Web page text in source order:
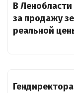
В
за продажу
реальной